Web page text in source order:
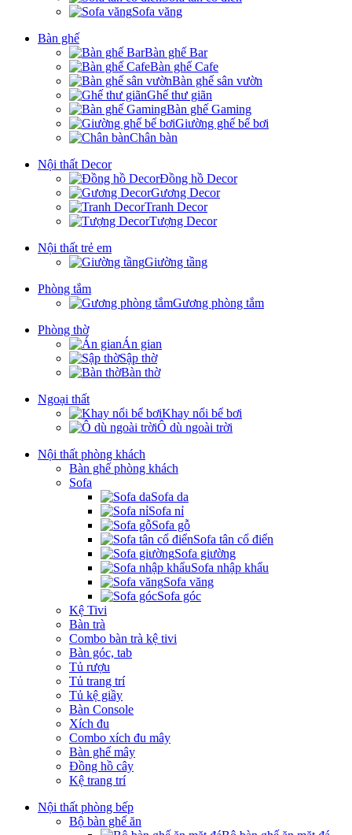
Sofa văng
Bàn ghế
Bàn ghế Bar
Bàn ghế Cafe
Bàn ghế sân vườn
Ghế thư giãn
Bàn ghế Gaming
Giường ghế bể bơi
Chân bàn
Nội thất Decor
Đồng hồ Decor
Gương Decor
Tranh Decor
Tượng Decor
Nội thất trẻ em
Giường tầng
Phòng tắm
Gương phòng tắm
Phòng thờ
Án gian
Sập thờ
Bàn thờ
Ngoại thất
Khay nổi bể bơi
Ô dù ngoài trời
Nội thất phòng khách
Bàn ghế phòng khách
Sofa
Sofa da
Sofa nỉ
Sofa gỗ
Sofa tân cổ điển
Sofa giường
Sofa nhập khẩu
Sofa văng
Sofa góc
Kệ Tivi
Bàn trà
Combo bàn trà kệ tivi
Bàn góc, tab
Tủ rượu
Tủ trang trí
Tủ kệ giầy
Bàn Console
Xích đu
Combo xích đu mây
Bàn ghế mây
Đồng hồ cây
Kệ trang trí
Nội thất phòng bếp
Bộ bàn ghế ăn